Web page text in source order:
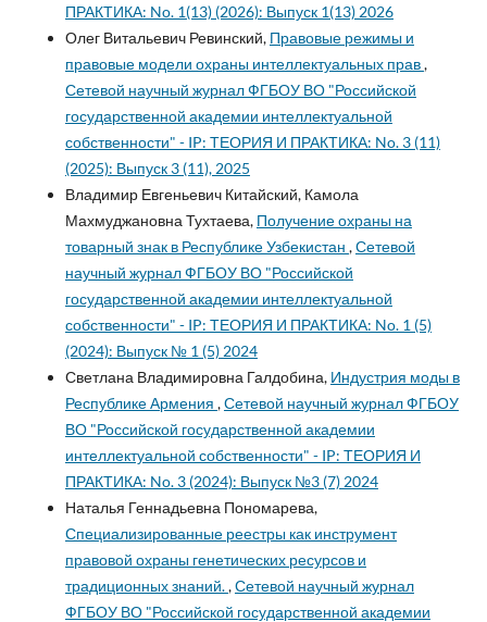
ПРАКТИКА: No. 1(13) (2026): Выпуск 1(13) 2026
Олег Витальевич Ревинский, Правовые режимы и
правовые модели охраны интеллектуальных прав,
Сетевой научный журнал ФГБОУ ВО "Российской
государственной академии интеллектуальной
собственности" - IP: ТЕОРИЯ И ПРАКТИКА: No. 3 (11)
(2025): Выпуск 3 (11), 2025
Владимир Евгеньевич Китайский, Камола
Махмуджановна Тухтаева, Получение охраны на
товарный знак в Республике Узбекистан ,Сетевой
научный журнал ФГБОУ ВО "Российской
государственной академии интеллектуальной
собственности" - IP: ТЕОРИЯ И ПРАКТИКА: No. 1 (5)
(2024): Выпуск № 1 (5) 2024
Светлана Владимировна Галдобина, Индустрия моды в
Республике Армения ,Сетевой научный журнал ФГБОУ
ВО "Российской государственной академии
интеллектуальной собственности" - IP: ТЕОРИЯ И
ПРАКТИКА: No. 3 (2024): Выпуск №3 (7) 2024
Наталья Геннадьевна Пономарева,
Специализированные реестры как инструмент
правовой охраны генетических ресурсов и
традиционных знаний.,Сетевой научный журнал
ФГБОУ ВО "Российской государственной академии